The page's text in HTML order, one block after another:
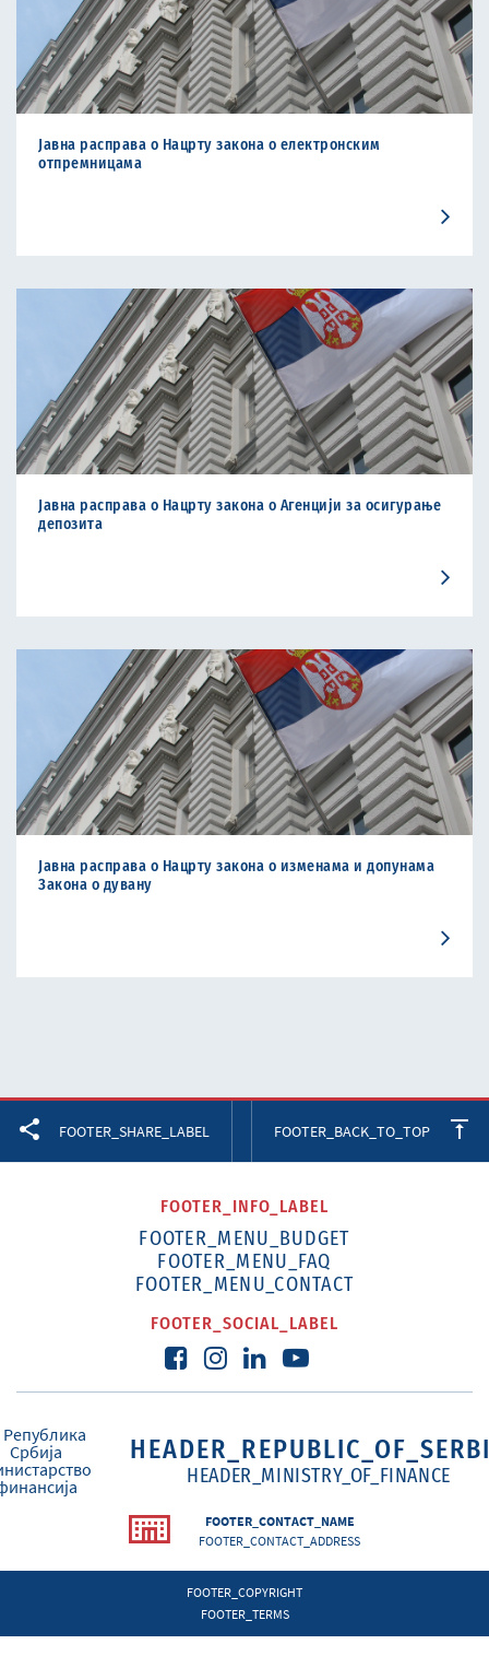
Jавнa расправa о Нацрту закона о електронским
отпремницама
Јавна расправа о Нацрту закона о Агенцији за осигурање
депозита
Jавнa расправa о Нацрту закона о изменама и допунама
Закона о дувану
FOOTER_SHARE_LABEL FOOTER_BACK_TO_TOP
FOOTER_INFO_LABEL
FOOTER_MENU_BUDGET
FOOTER_MENU_FAQ
FOOTER_MENU_CONTACT
FOOTER_SOCIAL_LABEL
HEADER_MINISTRY_OF_FINANCE
FOOTER_CONTACT_NAME
FOOTER_CONTACT_ADDRESS
FOOTER_COPYRIGHT
FOOTER_TERMS